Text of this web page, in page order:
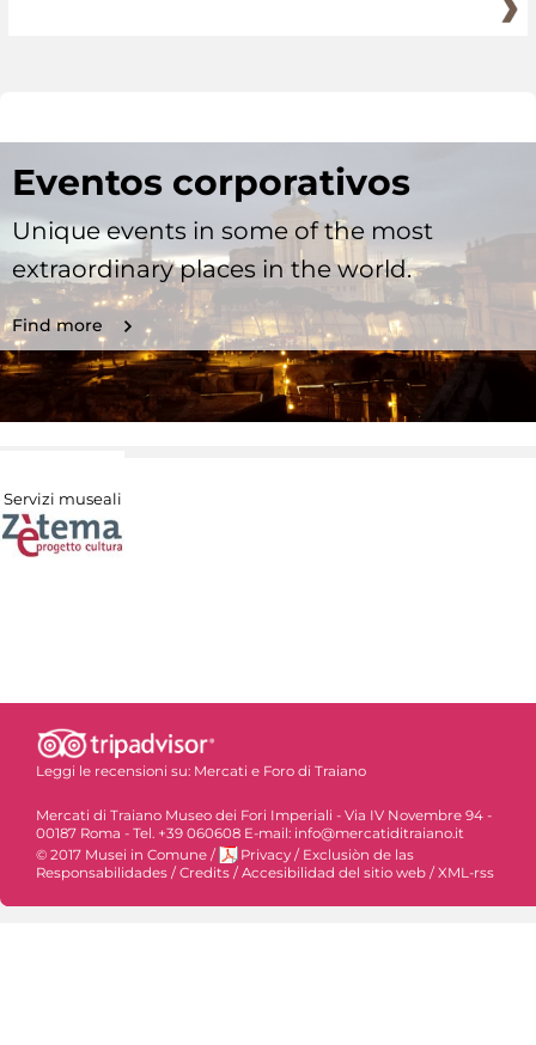
Eventos corporativos
Unique events in some of the most
extraordinary places in the world.
Find more
Servizi museali
Leggi le recensioni su: Mercati e Foro di Traiano
Mercati di Traiano Museo dei Fori Imperiali - Via IV Novembre 94 -
00187 Roma - Tel. +39 060608 E-mail: info@mercatiditraiano.it
© 2017 Musei in Comune / Privacy / Exclusiòn de las
Responsabilidades /Credits /Accesibilidad del sitio web /XML-rss